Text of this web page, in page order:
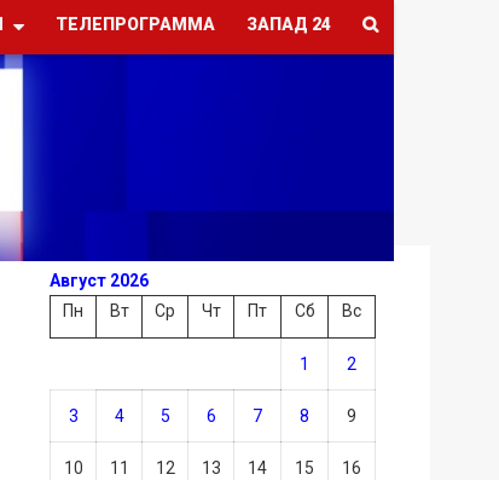
ТЕЛЕПРОГРАММА ЗАПАД 24
Август 2026
Пн
Вт Ср Чт Пт Сб Вс
1 2
3 4 5 6 7 8 9
10 11 12 13 14 15 16